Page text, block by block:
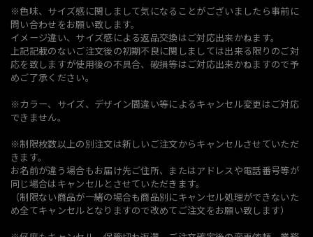
※色味、サイズ感に関しまして気になることがございましたら事前に
問い合わせをお願い致します。
イメージ違い、サイズ感による返品交換はご対応出来かねます。
上記記載のないご注文後の初期不良に関しましては出来る限りのご対
応を致しますが使用後の不具合、破損等はご対応出来かねますので予
めご了承ください。
※カラー、サイズ、デザイン間違い等によるキャンセル変更はご対応
できません。
※制限枚数以上の別注文は新しいご注文からキャンセルさせていただ
きます。
お名前が違う場合もお届け先ご住所、またはアドレスや電話番号等が
同じ場合はキャンセルとさせていただきます。
（制限ない商品が一緒の場合も商品別にキャンセル処理ができないた
め全てキャンセルとなりますので改めてご注文をお願い致します）